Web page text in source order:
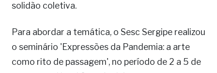
solidão coletiva.
Para abordar a temática, o Sesc Sergipe realizou
o seminário 'Expressões da Pandemia: a arte
como rito de passagem', no período de 2 a 5 de